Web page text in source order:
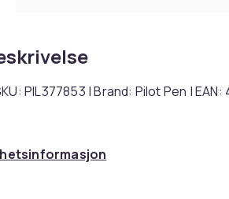
PIL377853 | Brand: Pilot Pen |